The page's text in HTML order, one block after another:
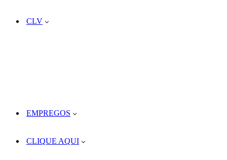
CLV
EMPREGOS
CLIQUE AQUI